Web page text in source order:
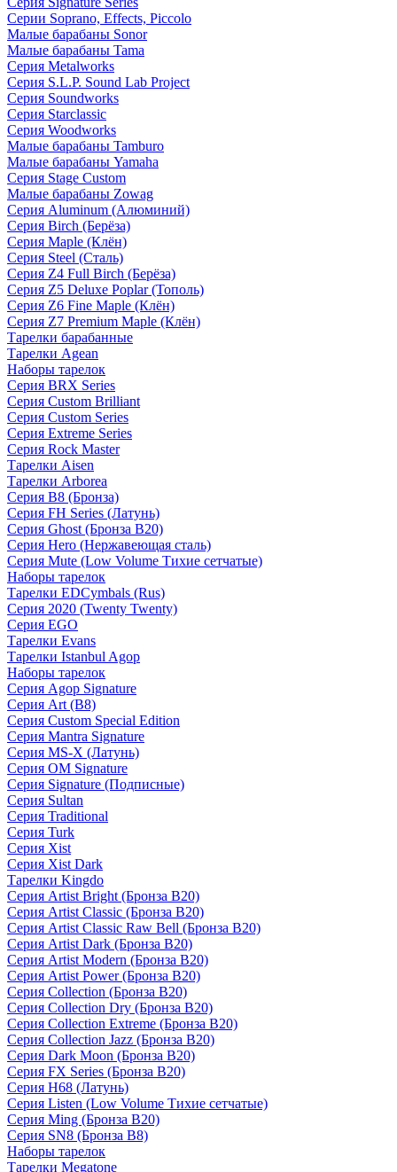
Серии Soprano, Effects, Piccolo
Малые барабаны Sonor
Малые барабаны Tama
Серия Metalworks
Серия S.L.P. Sound Lab Project
Серия Soundworks
Серия Starclassic
Серия Woodworks
Малые барабаны Tamburo
Малые барабаны Yamaha
Серия Stage Custom
Малые барабаны Zowag
Серия Aluminum (Алюминий)
Серия Birch (Берёза)
Серия Maple (Клён)
Серия Steel (Сталь)
Серия Z4 Full Birch (Берёза)
Серия Z5 Deluxe Poplar (Тополь)
Серия Z6 Fine Maple (Клён)
Серия Z7 Premium Maple (Клён)
Тарелки барабанные
Тарелки Agean
Наборы тарелок
Серия BRX Series
Серия Custom Brilliant
Серия Custom Series
Серия Extreme Series
Серия Rock Master
Тарелки Aisen
Тарелки Arborea
Серия B8 (Бронза)
Серия FH Series (Латунь)
Серия Ghost (Бронза B20)
Серия Hero (Нержавеющая сталь)
Серия Mute (Low Volume Тихие сетчатые)
Наборы тарелок
Тарелки EDCymbals (Rus)
Серия 2020 (Twenty Twenty)
Серия EGO
Тарелки Evans
Тарелки Istanbul Agop
Наборы тарелок
Серия Agop Signature
Серия Art (B8)
Серия Custom Special Edition
Серия Mantra Signature
Серия MS-X (Латунь)
Серия OM Signature
Серия Signature (Подписные)
Серия Sultan
Серия Traditional
Серия Turk
Серия Xist
Серия Xist Dark
Тарелки Kingdo
Серия Artist Bright (Бронза B20)
Серия Artist Classic (Бронза B20)
Серия Artist Classic Raw Bell (Бронза B20)
Серия Artist Dark (Бронза B20)
Серия Artist Modern (Бронза B20)
Серия Artist Power (Бронза B20)
Серия Collection (Бронза B20)
Серия Collection Dry (Бронза B20)
Серия Collection Extreme (Бронза B20)
Серия Collection Jazz (Бронза B20)
Серия Dark Moon (Бронза B20)
Серия FX Series (Бронза B20)
Серия H68 (Латунь)
Серия Listen (Low Volume Тихие сетчатые)
Серия Ming (Бронза B20)
Серия SN8 (Бронза B8)
Наборы тарелок
Тарелки Megatone